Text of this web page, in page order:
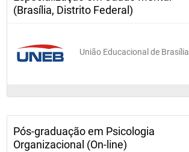
(Brasília, Distrito Federal)
União Educacional de Brasília
Pós-graduação em Psicologia
Organizacional (On-line)